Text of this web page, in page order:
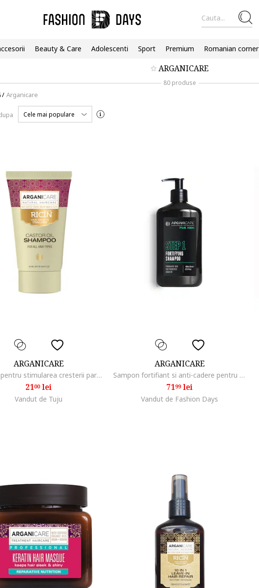
Cauta...
Beauty & Care Adolescenti Sport Premium Romanian corner
ARGANICARE
80 produse
/ Arganicare
Cele mai populare
ARGANICARE
Sampon pentru stimularea cresterii parului cu ulei de ricin pentru toate tipurile de par, travel size, 50 ml
2100lei
Vandut de Tuju
ARGANICARE
Sampon fortifiant si anti-cadere pentru barbati, cu Saw Palmetto & ulei de argan, 400 ml
7199lei
Vandut de Fashion Days